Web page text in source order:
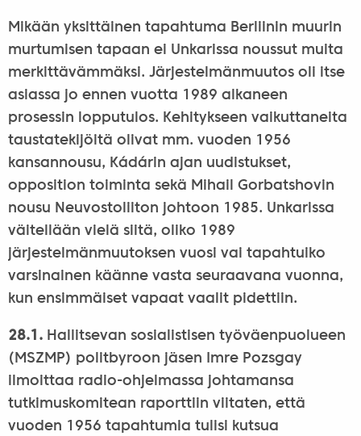
Mikään yksittäinen tapahtuma Berliinin muurin
murtumisen tapaan ei Unkarissa noussut muita
merkittävämmäksi. Järjestelmänmuutos oli itse
asiassa jo ennen vuotta 1989 alkaneen
prosessin lopputulos. Kehitykseen vaikuttaneita
taustatekijöitä olivat mm. vuoden 1956
kansannousu, Kádárin ajan uudistukset,
opposition toiminta sekä Mihail Gorbatshovin
nousu Neuvostoliiton johtoon 1985. Unkarissa
väitellään vielä siitä, oliko 1989
järjestelmänmuutoksen vuosi vai tapahtuiko
varsinainen käänne vasta seuraavana vuonna,
kun ensimmäiset vapaat vaalit pidettiin.
28.1.Hallitsevan sosialistisen työväenpuolueen
(MSZMP) politbyroon jäsen Imre Pozsgay
ilmoittaa radio-ohjelmassa johtamansa
tutkimuskomitean raporttiin viitaten, että
vuoden 1956 tapahtumia tulisi kutsua